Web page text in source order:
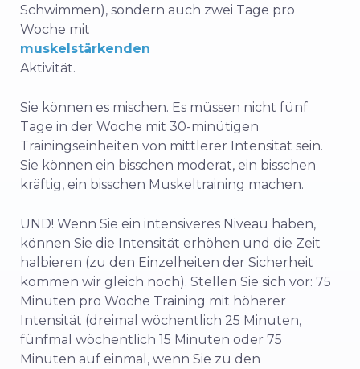
Schwimmen), sondern auch zwei Tage pro
Woche mit
muskelstärkenden
Aktivität.
Sie können es mischen. Es müssen nicht fünf
Tage in der Woche mit 30-minütigen
Trainingseinheiten von mittlerer Intensität sein.
Sie können ein bisschen moderat, ein bisschen
kräftig, ein bisschen Muskeltraining machen.
UND! Wenn Sie ein intensiveres Niveau haben,
können Sie die Intensität erhöhen und die Zeit
halbieren (zu den Einzelheiten der Sicherheit
kommen wir gleich noch). Stellen Sie sich vor: 75
Minuten pro Woche Training mit höherer
Intensität (dreimal wöchentlich 25 Minuten,
fünfmal wöchentlich 15 Minuten oder 75
Minuten auf einmal, wenn Sie zu den